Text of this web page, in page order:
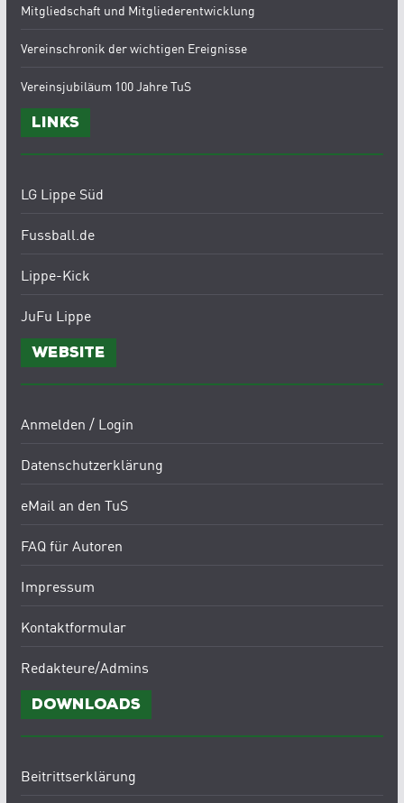
Mitgliedschaft und Mitgliederentwicklung
Vereinschronik der wichtigen Ereignisse
Vereinsjubiläum 100 Jahre TuS
Links
LG Lippe Süd
Fussball.de
Lippe-Kick
JuFu Lippe
Website
Anmelden / Login
Datenschutzerklärung
eMail an den TuS
FAQ für Autoren
Impressum
Kontaktformular
Redakteure/Admins
Downloads
Beitrittserklärung